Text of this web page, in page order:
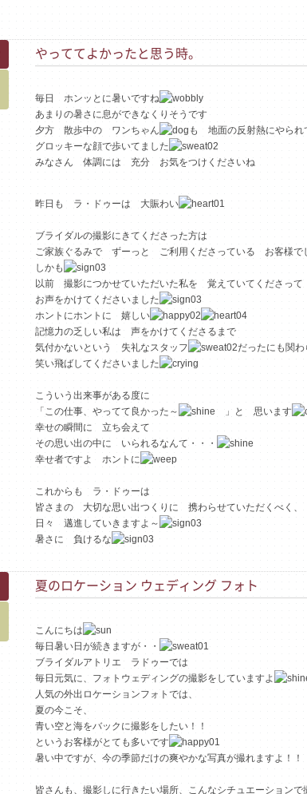
やっててよかったと思う時。
毎日 ホンッとに暑いですね
あまりの暑さに息ができなくりそうです
夕方 散歩中の ワンちゃん
も 地面の反射熱にやられ
グロッキーな顔で歩いてました
みなさん 体調には 充分 お気をつけくださいね
昨日も ラ・ドゥーは 大賑わい
ブライダルの撮影にきてくださった方は
ご家族ぐるみで ずーっと ご利用くださっている お客様で
しかも
以前 撮影につかせていただいた私を 覚えていてくださって
お声をかけてくださいました
ホントにホントに 嬉しい
記憶力の乏しい私は 声をかけてくださるまで
気付かないという 失礼なスタッフ
だったにも関わ
笑い飛ばしてくださいました
こういう出来事がある度に
「この仕事、やってて良かった～
」と 思います
幸せの瞬間に 立ち会えて
その思い出の中に いられるなんて・・・
幸せ者ですよ ホントに
これからも ラ・ドゥーは
皆さまの 大切な思い出つくりに 携わらせていただくべく、
日々 邁進していきますよ～
暑さに 負けるな
夏のロケーション ウェディング フォト
こんにちは
毎日暑い日が続きますが・・
ブライダルアトリエ ラドゥーでは
毎日元気に、フォトウェディングの撮影をしていますよ
人気の外出ロケーションフォトでは、
夏の今こそ、
青い空と海をバックに撮影をしたい！！
というお客様がとても多いです
暑い中ですが、今の季節だけの爽やかな写真が撮れますよ！！
皆さんも、撮影しに行きたい場所、こんなシチュエーションで